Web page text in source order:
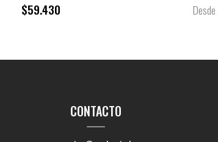
$59.430 Desde
CONTACTO